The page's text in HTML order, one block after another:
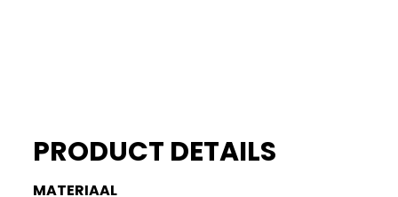
PRODUCT DETAILS
MATERIAAL